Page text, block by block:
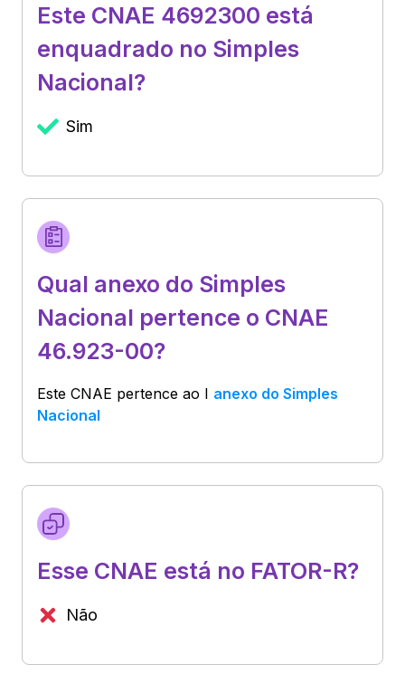
Este CNAE 4692300 está
enquadrado no Simples
Nacional?
Sim
Qual anexo do Simples
Nacional pertence o CNAE
46.923-00?
Este CNAE pertence ao I anexo do Simples
Nacional
Esse CNAE está no FATOR-R?
Não